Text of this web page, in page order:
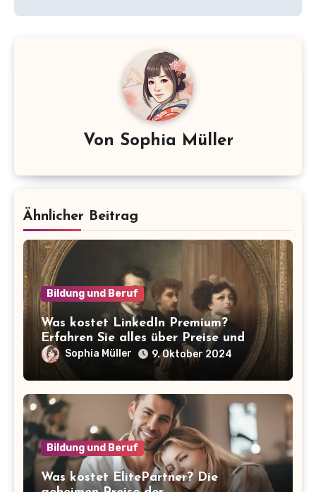
Von Sophia Müller
Ähnlicher Beitrag
Bildung und Beruf
Was kostet LinkedIn Premium?
Erfahren Sie alles über Preise und
Vorteile!Sophia Müller 9. Oktober 2024
Bildung und Beruf
Was kostet ElitePartner? Die